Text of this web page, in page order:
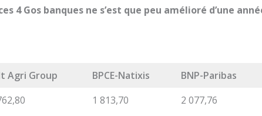
4 Gos banques ne s’est que peu amélioré d’une
Agri Group BPCE-Natixis BNP-Paribas
1 813,70 2 077,76